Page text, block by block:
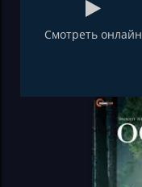
Смотреть онлайн